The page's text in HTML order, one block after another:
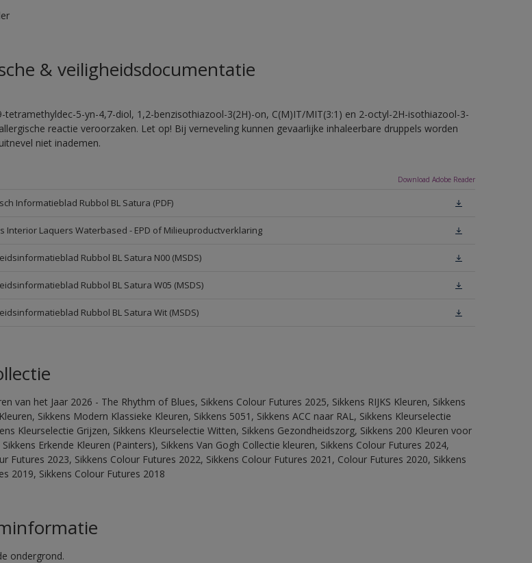
& veiligheidsdocumentatie
tetramethyldec-5-yn-4,7-diol, 1,2-benzisothiazool-3(2H)-on, C(M)IT/MIT(3:1) en 2-octyl-2H-isothiazool-3-
reactie veroorzaken. Let op! Bij verneveling kunnen gevaarlijke inhaleerbare druppels worden
niet inademen.
Download Adobe Reader
Informatieblad Rubbol BL Satura (PDF)
Interior Laquers Waterbased - EPD of Milieuproductverklaring
Rubbol BL Satura N00 (MSDS)
Rubbol BL Satura W05 (MSDS)
Rubbol BL Satura Wit (MSDS)
van het Jaar 2026 - The Rhythm of Blues, Sikkens Colour Futures 2025, Sikkens RIJKS Kleuren, Sikkens
Sikkens Modern Klassieke Kleuren, Sikkens 5051, Sikkens ACC naar RAL, Sikkens Kleurselectie
Kleurselectie Grijzen, Sikkens Kleurselectie Witten, Sikkens Gezondheidszorg, Sikkens 200 Kleuren voor
Erkende Kleuren (Painters), Sikkens Van Gogh Collectie kleuren, Sikkens Colour Futures 2024,
Futures 2023, Sikkens Colour Futures 2022, Sikkens Colour Futures 2021, Colour Futures 2020, Sikkens
2019, Sikkens Colour Futures 2018
ondergrond.